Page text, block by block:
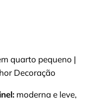
quarto pequeno |
Decoração
moderna e leve,